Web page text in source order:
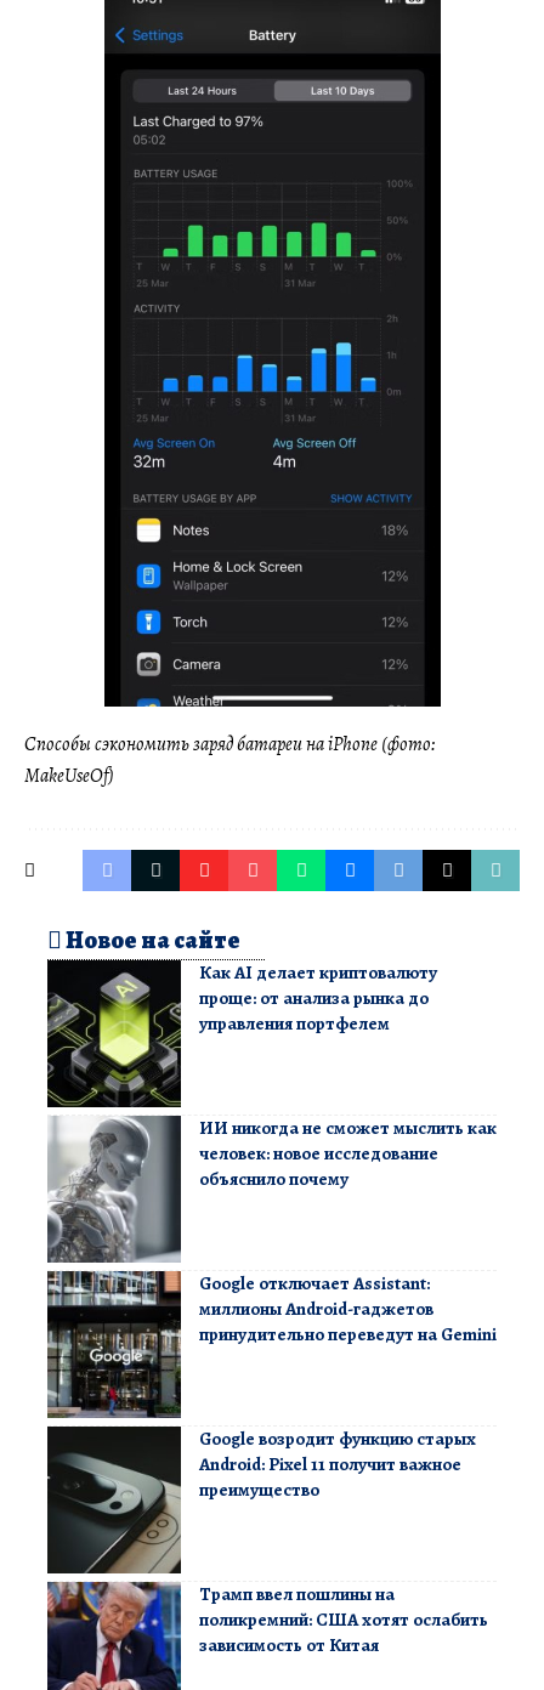
Способы сэкономить заряд батареи на iPhone (фото:
MakeUseOf)
Новое на сайте
Как AI делает криптовалюту
проще: от анализа рынка до
управления портфелем
ИИ никогда не сможет мыслить как
человек: новое исследование
объяснило почему
Google отключает Assistant:
миллионы Android-гаджетов
принудительно переведут на Gemini
Google возродит функцию старых
Android: Pixel 11 получит важное
преимущество
Трамп ввел пошлины на
поликремний: США хотят ослабить
зависимость от Китая